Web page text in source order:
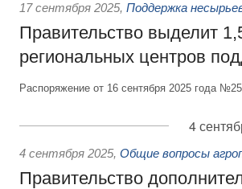
17 сентября 2025, Поддержка
Правительство выделит
региональных центров
Распоряжение от 16 сентября 2025 года
4
4 сентября 2025, Общие вопросы
Правительство